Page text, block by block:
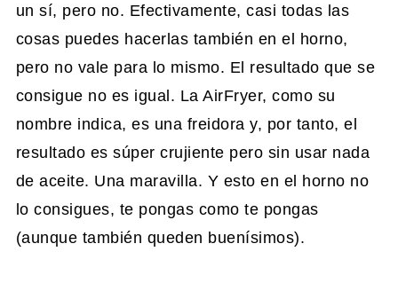
un sí, pero no. Efectivamente, casi todas las
cosas puedes hacerlas también en el horno,
pero no vale para lo mismo. El resultado que se
consigue no es igual. La AirFryer, como su
nombre indica, es una freidora y, por tanto, el
resultado es súper crujiente pero sin usar nada
de aceite. Una maravilla. Y esto en el horno no
lo consigues, te pongas como te pongas
(aunque también queden buenísimos).